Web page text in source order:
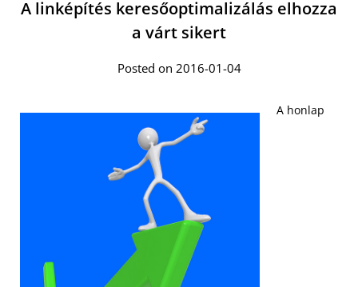
A linképítés keresőoptimalizálás elhozza
a várt sikert
Posted on 2016-01-04
A honlap